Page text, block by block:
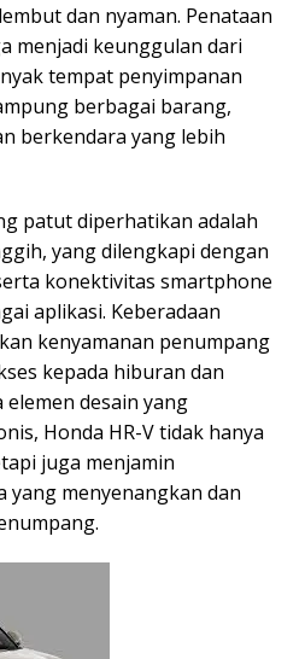
dan nyaman. Penataan
menjadi keunggulan dari
tempat penyimpanan
berbagai barang,
berkendara yang lebih
patut diperhatikan adalah
yang dilengkapi dengan
konektivitas smartphone
aplikasi. Keberadaan
kenyamanan penumpang
kepada hiburan dan
elemen desain yang
Honda HR-V tidak hanya
juga menjamin
yang menyenangkan dan